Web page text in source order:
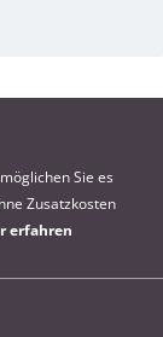
Sie es
Zusatzkosten
erfahren